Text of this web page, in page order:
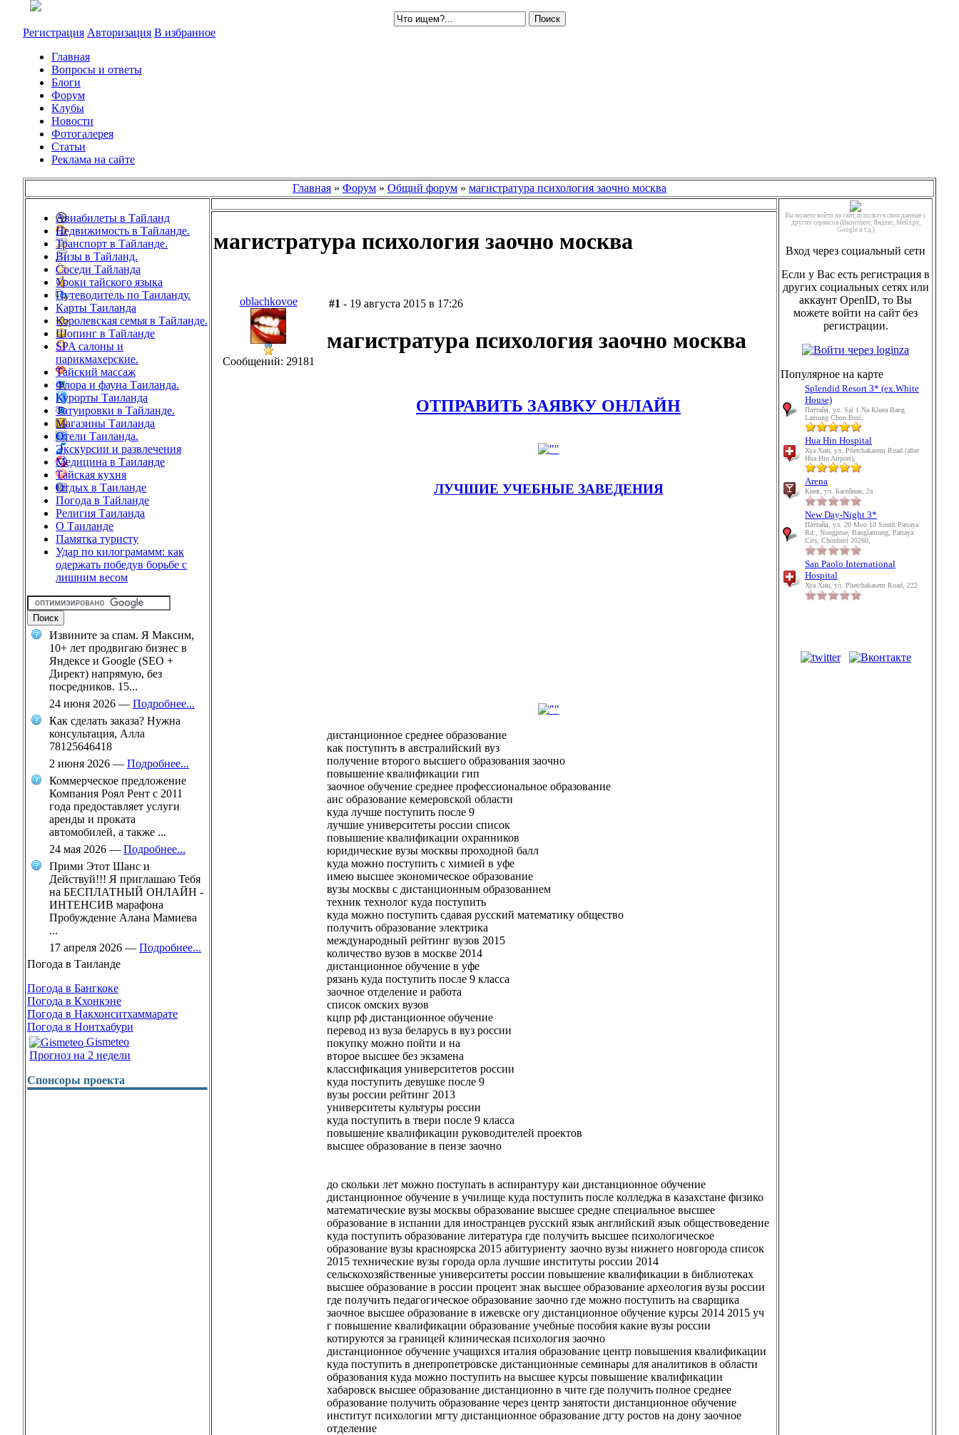
Регистрация Авторизация В избранное
Главная
Вопросы и ответы
Блоги
Форум
Клубы
Новости
Фотогалерея
Статьи
Реклама на сайте
Главная » Форум » Общий форум » магистратура психология заочно москва
Авиабилеты в Тайланд
Недвижимость в Тайланде.
Транспорт в Тайланде.
Визы в Тайланд.
Соседи Тайланда
Уроки тайского языка
Путеводитель по Таиланду.
Карты Таиланда
Королевская семья в Тайланде.
Шопинг в Тайланде
SPA салоны и
парикмахерские.
Тайский массаж
Флора и фауна Таиланда.
Курорты Таиланда
Татуировки в Тайланде.
Магазины Таиланда
Отели Таиланда.
Экскурсии и развлечения
Медицина в Таиланде
Тайская кухня
Отдых в Таиланде
Погода в Тайланде
Религия Таиланда
О Таиланде
Памятка туристу
Удар по килограмамм: как
одержать победув борьбе с
лишним весом
Извините за спам. Я Максим,
10+ лет продвигаю бизнес в
Яндексе и Google (SEO +
Директ) напрямую, без
посредников. 15...
24 июня 2026 — Подробнее...
Как сделать заказа? Нужна
консультация, Алла
78125646418
2 июня 2026 — Подробнее...
Коммерческое предложение
Компания Роял Рент с 2011
года предоставляет услуги
аренды и проката
автомобилей, а также ...
24 мая 2026 — Подробнее...
Прими Этот Шанс и
Действуй!!! Я приглашаю Тебя
на БЕСПЛАТНЫЙ ОНЛАЙН -
ИНТЕНСИВ марафона
Пробуждение Алана Мамиева
...
17 апреля 2026 — Подробнее...
Погода в Таиланде
Погода в Бангкоке
Погода в Кхонкэне
Погода в Накхонситхаммарате
Погода в Нонтхабури
Gismeteo
Прогноз на 2 недели
Спонсоры проекта
Вы можете войти на сайт, используя свои данные с
других сервисов (Вконтакте, Яндекс, Мейл.ру,
Google и т.д.)
Вход через социальный сети
Если у Вас есть регистрация в
других социальных сетях или
аккаунт OpenID, то Вы
можете войти на сайт без
регистрации.
Популярное на карте
Splendid Resort 3* (ex.White
House)
Паттайя, ул. Sai 1 Na Kluea Bang
Lamung Chon Buri,
Hua Hin Hospital
Хуа Хин, ул. Phetchakasem Road (after
Hua Hin Airport),
Arena
Киев, ул. Басейная, 2а
New Day-Night 3*
Паттайя, ул. 20 Moo 10 South Pattaya
Rd., Nongprue, Banglamung, Pattaya
City, Chonburi 20260,
San Paolo International
Hospital
Хуа Хин, ул. Phetchakasem Road, 222
магистратура психология заочно москва
oblachkovoe
Сообщений: 29181
#1 - 19 августа 2015 в 17:26
магистратура психология заочно москва
ОТПРАВИТЬ ЗАЯВКУ ОНЛАЙН
ЛУЧШИЕ УЧЕБНЫЕ ЗАВЕДЕНИЯ
дистанционное среднее образование
как поступить в австралийский вуз
получение второго высшего образования заочно
повышение квалификации гип
заочное обучение среднее профессиональное образование
аис образование кемеровской области
куда лучше поступить после 9
лучшие университеты россии список
повышение квалификации охранников
юридические вузы москвы проходной балл
куда можно поступить с химией в уфе
имею высшее экономическое образование
вузы москвы с дистанционным образованием
техник технолог куда поступить
куда можно поступить сдавая русский математику общество
получить образование электрика
международный рейтинг вузов 2015
количество вузов в москве 2014
дистанционное обучение в уфе
рязань куда поступить после 9 класса
заочное отделение и работа
список омских вузов
кцпр рф дистанционное обучение
перевод из вуза беларусь в вуз россии
покупку можно пойти и на
второе высшее без экзамена
классификация университетов россии
куда поступить девушке после 9
вузы россии рейтинг 2013
университеты культуры россии
куда поступить в твери после 9 класса
повышение квалификации руководителей проектов
высшее образование в пензе заочно
до скольки лет можно поступать в аспирантуру каи дистанционное обучение
дистанционное обучение в училище куда поступить после колледжа в казахстане физико
математические вузы москвы образование высшее средне специальное высшее
образование в испании для иностранцев русский язык английский язык обществоведение
куда поступить образование литература где получить высшее психологическое
образование вузы красноярска 2015 абитуриенту заочно вузы нижнего новгорода список
2015 технические вузы города орла лучшие институты россии 2014
сельскохозяйственные университеты россии повышение квалификации в библиотеках
высшее образование в россии процент знак высшее образование археология вузы россии
где получить педагогическое образование заочно где можно поступить на сварщика
заочное высшее образование в ижевске огу дистанционное обучение курсы 2014 2015 уч
г повышение квалификации образование учебные пособия какие вузы россии
котируются за границей клиническая психология заочно
дистанционное обучение учащихся италия образование центр повышения квалификации
куда поступить в днепропетровске дистанционные семинары для аналитиков в области
образования куда можно поступить на высшее курсы повышение квалификации
хабаровск высшее образование дистанционно в чите где получить полное среднее
образование получить образование через центр занятости дистанционное обучение
институт психологии мгту дистанционное образование дгту ростов на дону заочное
отделение